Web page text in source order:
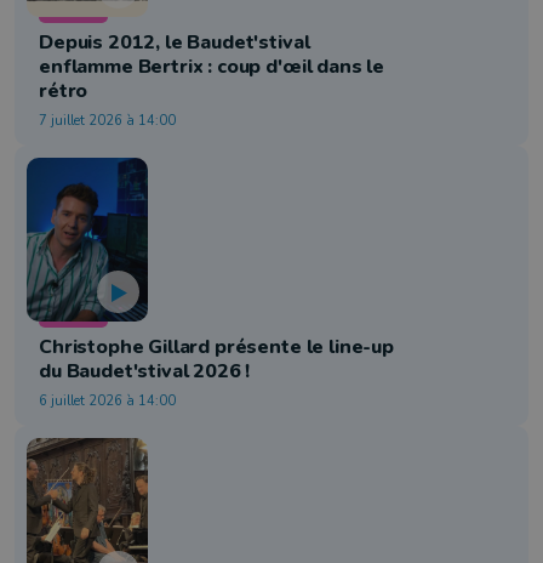
Culture
Depuis 2012, le Baudet'stival
enflamme Bertrix : coup d'œil dans le
rétro
7 juillet 2026 à 14:00
Culture
Christophe Gillard présente le line-up
du Baudet'stival 2026 !
6 juillet 2026 à 14:00